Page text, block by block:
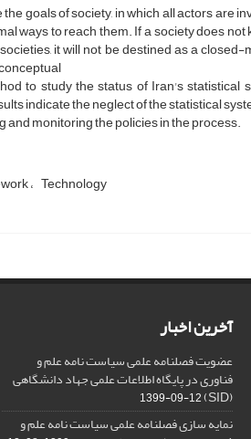
goals of society, in which all actors are
ways to reach them. If a society does
it will not be destined as a
to study the status of Iran's statistical
indicate the neglect of the statistical
monitoring the policies in the process.
Technology
آخرین اخبار
عضویت فصلنامه علمی سیاست نامه علم و
فناوری در پایگاه اطلاعات علمی جهاد دانشگاهی
(SID)
1399-09-12
نمایه سازی فصلنامه علمی سیاست نامه علم و